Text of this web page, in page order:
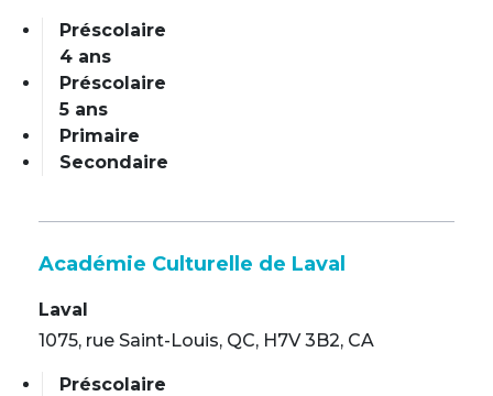
Préscolaire
4 ans
Préscolaire
5 ans
Primaire
Secondaire
Académie Culturelle de Laval
Laval
1075, rue Saint-Louis, QC, H7V 3B2, CA
Préscolaire